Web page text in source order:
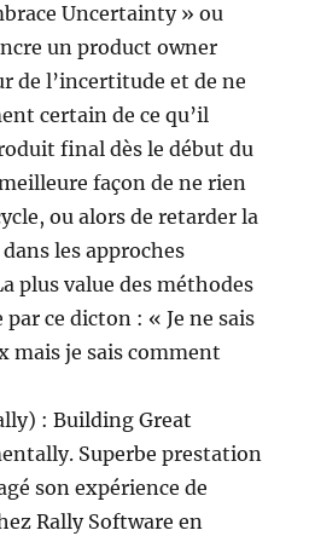
Uncertainty » ou
un product owner
de l’incertitude et de ne
certain de ce qu’il
final dès le début du
façon de ne rien
ou alors de retarder la
les approches
plus value des méthodes
ce dicton : « Je ne sais
mais je sais comment
: Building Great
Superbe prestation
son expérience de
Rally Software en